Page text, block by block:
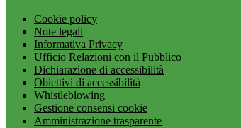
Cookie policy
Note legali
Informativa Privacy
Ufficio Relazioni con il Pubblico
Dichiarazione di accessibilità
Obiettivi di accessibilità
Whistleblowing
Gestione consensi cookie
Amministrazione trasparente